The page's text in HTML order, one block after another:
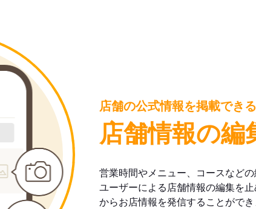
店舗の公式情報を掲載できる
店舗情報の編
営業時間やメニュー、コースなどの
ユーザーによる店舗情報の編集を
からお店情報を発信することができ